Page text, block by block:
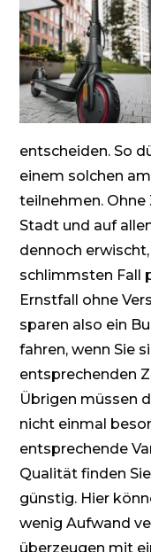
entscheiden. So
einem solchen
teilnehmen. Ohne
Stadt und auf
dennoch
schlimmsten Fall
Ernstfall ohne
sparen also ein
fahren, wenn Sie
entsprechenden
Übrigen müssen
nicht einmal
entsprechende
Qualität finden
günstig. Hier
wenig Aufwand
überzeugen mit